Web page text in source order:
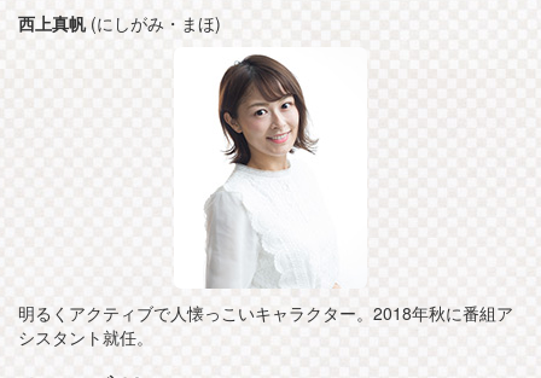
西上真帆(にしがみ・まほ)
明るくアクティブで人懐っこいキャラクター。2018年秋に番組ア
シスタント就任。